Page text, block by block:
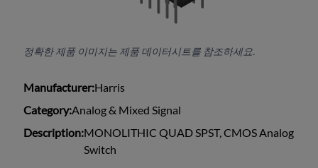
정확한 제품 이미지는 제품 데이터시트를 참조하세요.
Manufacturer:Harris
Category:Analog & Mixed Signal
Description:MONOLITHIC QUAD SPST, CMOS Analog
Switch